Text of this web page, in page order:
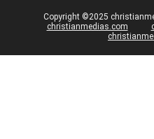
Copyright ©2025
christianmedias.com